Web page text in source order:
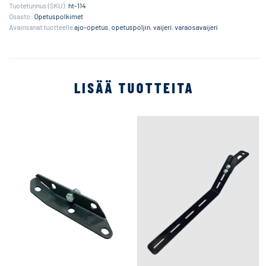
Tuotetunnus (SKU): ht-114
Osasto: Opetuspolkimet
Avainsanat tuotteelleajo-opetus, opetuspoljin, vaijeri, varaosavaijeri
LISÄÄ TUOTTEITA